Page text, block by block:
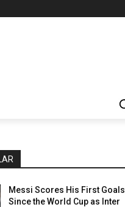
Messi Scores His First Goals
Since the World Cup as Inter